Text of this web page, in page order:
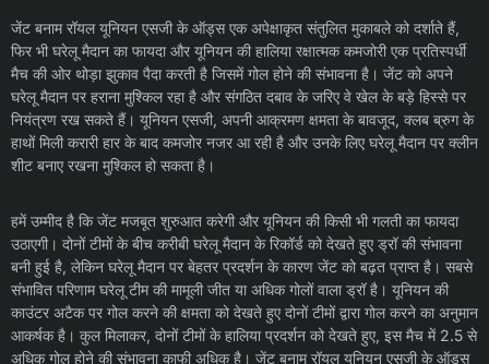
जेंट बनाम रॉयल यूनियन एसजी के ऑड्स एक अपेक्षाकृत संतुलित मुकाबले को दर्शाते हैं,
फिर भी घरेलू मैदान का फायदा और यूनियन की हालिया रक्षात्मक कमजोरी एक प्रतिस्पर्धी
मैच की ओर थोड़ा झुकाव पैदा करती है जिसमें गोल होने की संभावना है। जेंट को अपने
घरेलू मैदान पर हराना मुश्किल रहा है और संगठित दबाव के जरिए वे खेल के बड़े हिस्से पर
नियंत्रण रख सकते हैं। यूनियन एसजी, अपनी आक्रमण क्षमता के बावजूद, क्लब ब्रुग के
हाथों मिली करारी हार के बाद कमजोर नजर आ रही है और उनके लिए घरेलू मैदान पर क्लीन
शीट बनाए रखना मुश्किल हो सकता है।
हमें उम्मीद है कि जेंट मजबूत शुरुआत करेगी और यूनियन की किसी भी गलती का फायदा
उठाएगी। दोनों टीमों के बीच करीबी घरेलू मैदान के रिकॉर्ड को देखते हुए ड्रॉ की संभावना
बनी हुई है, लेकिन घरेलू मैदान पर बेहतर प्रदर्शन के कारण जेंट को बढ़त प्राप्त है। सबसे
संभावित परिणाम घरेलू टीम की मामूली जीत या अधिक गोलों वाला ड्रॉ है। यूनियन की
काउंटर अटैक पर गोल करने की क्षमता को देखते हुए दोनों टीमों द्वारा गोल करने का अनुमान
आकर्षक है। कुल मिलाकर, दोनों टीमों के हालिया प्रदर्शन को देखते हुए, इस मैच में 2.5 से
अधिक गोल होने की संभावना काफी अधिक है। जेंट बनाम रॉयल यूनियन एसजी के ऑड्स